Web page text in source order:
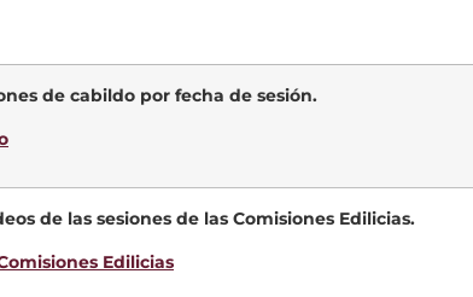
de cabildo por fecha de sesión.
de las sesiones de las Comisiones Edilicias.
Edilicias